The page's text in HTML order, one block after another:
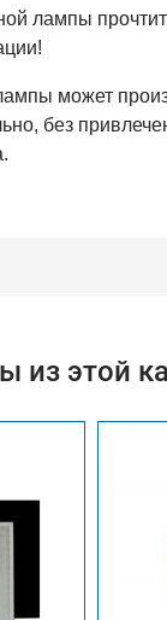
лампы
может
без
из этой